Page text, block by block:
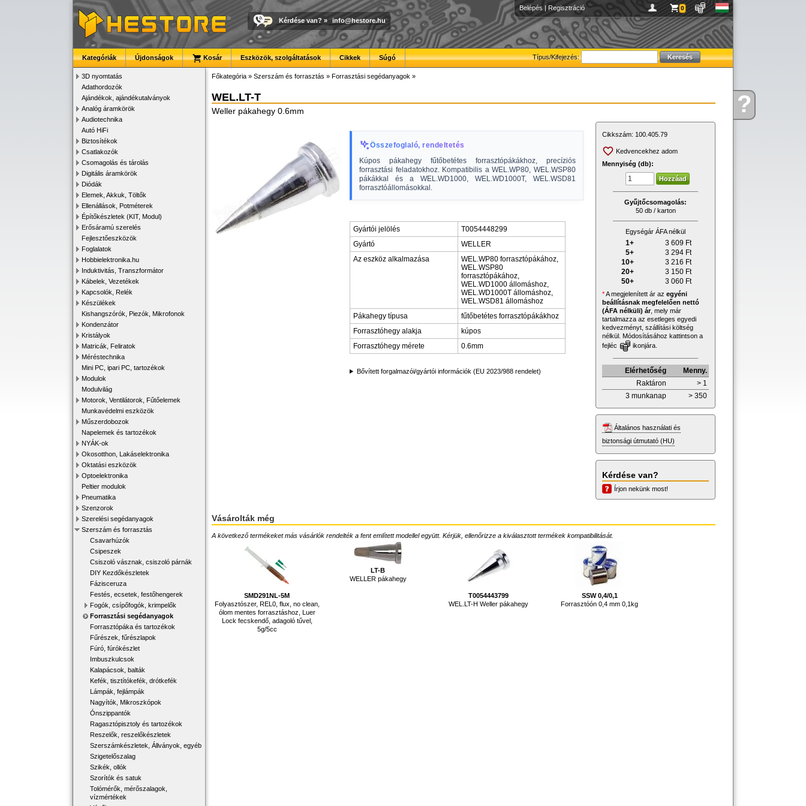
Kérdése?
Belépés | Regisztráció 0
Kérdése van? » info@hestore.hu
Típus/Kifejezés:
Kategóriák Újdonságok Kosár Eszközök, szolgáltatások Cikkek Súgó
3D nyomtatás
Adathordozók
Ajándékok, ajándékutalványok
Analóg áramkörök
Audiotechnika
Autó HiFi
Biztosítékok
Csatlakozók
Csomagolás és tárolás
Digitális áramkörök
Diódák
Elemek, Akkuk, Töltők
Ellenállások, Potméterek
Építőkészletek (KIT, Modul)
Erősáramú szerelés
Fejlesztőeszközök
Foglalatok
Hobbielektronika.hu
Induktivitás, Transzformátor
Kábelek, Vezetékek
Kapcsolók, Relék
Készülékek
Kishangszórók, Piezók, Mikrofonok
Kondenzátor
Kristályok
Matricák, Feliratok
Méréstechnika
Mini PC, ipari PC, tartozékok
Modulok
Modulvilág
Motorok, Ventilátorok, Fűtőelemek
Munkavédelmi eszközök
Műszerdobozok
Napelemek és tartozékok
NYÁK-ok
Okosotthon, Lakáselektronika
Oktatási eszközök
Optoelektronika
Peltier modulok
Pneumatika
Szenzorok
Szerelési segédanyagok
Szerszám és forrasztás
Csavarhúzók
Csipeszek
Csiszoló vásznak, csiszoló párnák
DIY Kezdőkészletek
Fázisceruza
Festés, ecsetek, festőhengerek
Fogók, csípőfogók, krimpelők
Forrasztási segédanyagok
Forrasztópáka és tartozékok
Fűrészek, fűrészlapok
Fúró, fúrókészlet
Imbuszkulcsok
Kalapácsok, balták
Kefék, tisztítókefék, drótkefék
Lámpák, fejlámpák
Nagyítók, Mikroszkópok
Ónszippantók
Ragasztópisztoly és tartozékok
Reszelők, reszelőkészletek
Szerszámkészletek, Állványok, egyéb
Szigetelőszalag
Szikék, ollók
Szorítók és satuk
Tolómérők, mérőszalagok,
vízmértékek
Főkategória » Szerszám és forrasztás » Forrasztási segédanyagok »
WEL.LT-T
Weller pákahegy 0.6mm
Összefoglaló, rendeltetés
Kúpos pákahegy fűtőbetétes forrasztópákákhoz, precíziós
forrasztási feladatokhoz. Kompatibilis a WEL.WP80, WEL.WSP80
pákákkal és a WEL.WD1000, WEL.WD1000T, WEL.WSD81
forrasztóállomásokkal.
Gyártói jelölés
T0054448299
Gyártó
WELLER
Az eszköz alkalmazása
WEL.WP80 forrasztópákához,
WEL.WSP80
forrasztópákához,
WEL.WD1000 állomáshoz,
WEL.WD1000T állomáshoz,
WEL.WSD81 állomáshoz
Pákahegy típusa
fűtőbetétes forrasztópákákhoz
Forrasztóhegy alakja
kúpos
Forrasztóhegy mérete
0.6mm
Bővített forgalmazói/gyártói információk (EU 2023/988 rendelet)
Cikkszám: 100.405.79
Kedvencekhez adom
Mennyiség (db):
Gyűjtőcsomagolás:
50 db / karton
Egységár ÁFA nélkül
1+ 3 609 Ft
5+
3 294 Ft
10+
3 216 Ft
20+
3 150 Ft
50+
3 060 Ft
*A megjelenített ár az egyéni
beállításnak megfelelően nettó
(ÁFA nélküli) ár, mely már
tartalmazza az esetleges egyedi
kedvezményt, szállítási költség
nélkül. Módosításához kattintson a
fejléc
ikonjára.
Elérhetőség
Menny.
Raktáron
> 1
3 munkanap
> 350
Általános használati és
biztonsági útmutató (HU)
Kérdése van?
Írjon nekünk most!
Vásárolták még
A következő termékeket más vásárlók rendelték a fent említett modellel együtt. Kérjük, ellenőrizze a kiválasztott termékek kompatibilitását.
SMD291NL-5M
Folyasztószer, REL0, flux, no clean,
ólom mentes forrasztáshoz, Luer
Lock fecskendő, adagoló tűvel,
5g/5cc
LT-B
WELLER pákahegy
T0054443799
WEL.LT-H Weller pákahegy
SSW 0,4/0,1
Forrasztóón 0,4 mm 0,1kg